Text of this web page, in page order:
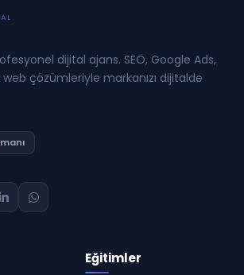
dijital ajans. SEO, Google Ads,
çözümleriyle markanızı dijitalde
Eğitimler